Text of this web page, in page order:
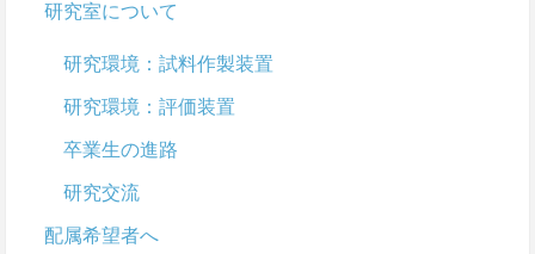
研究室について
研究環境：試料作製装置
研究環境：評価装置
卒業生の進路
研究交流
配属希望者へ